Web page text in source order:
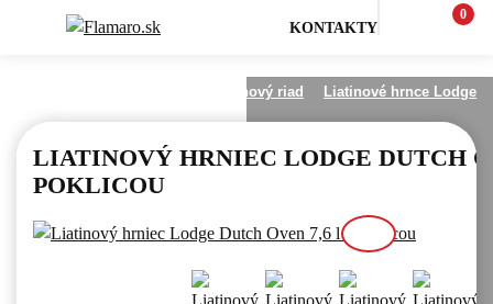
KONTAKTY
0
Liatinový riad Liatinové hrnce Lodge
LIATINOVÝ HRNIEC LODGE DUTCH
POKLICOU